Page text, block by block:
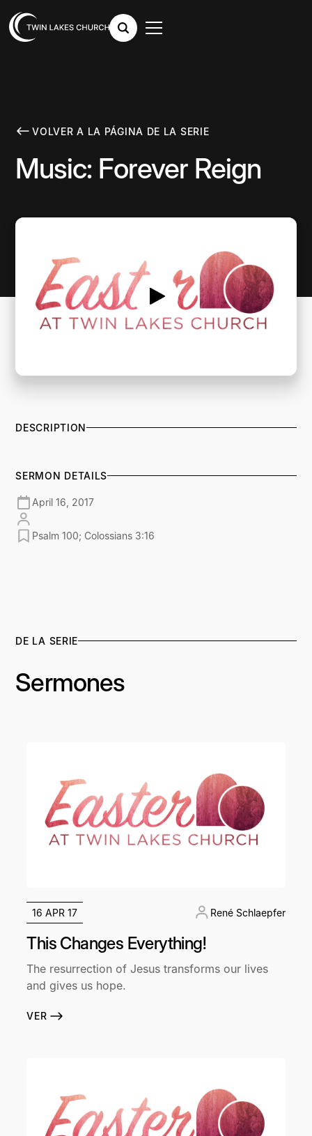
VOLVER A LA PÁGINA DE LA SERIE
Music: Forever Reign
DESCRIPTION
SERMON DETAILS
April 16, 2017
Psalm 100; Colossians 3:16
DE LA SERIE
Sermones
16 APR 17 René Schlaepfer
This Changes Everything!
The resurrection of Jesus transforms our lives
and gives us hope.
VER